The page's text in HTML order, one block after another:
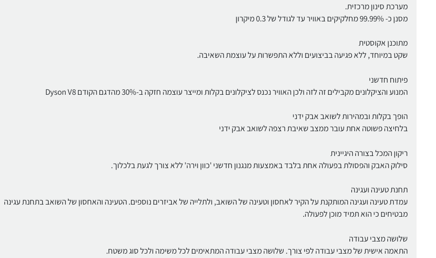
מערכת סינון מרכזית.
מסנן כ- 99.99% מחלקיקים באוויר עד לגודל של 0.3 מיקרון
מתוכנן אקוסטית
שקט במיוחד, ללא פגיעה בביצועים וללא התפשרות על עוצמת השאיבה.
פיתוח חדשני
המנוע והציקלונים מקבילים זה לזה ולכן האוויר נכנס לציקלונים בקלות ומייצר עוצמה חזקה ב-30% מהדגם הקודם Dyson V8
הופך בקלות ובמהירות לשואב אבק ידני
בלחיצה פשוטה אחת עובר ממצב שאיבת רצפה לשואב אבק ידני
ריקון המכל בצורה היגיינית
סילוק האבק והפסולת בפעולה אחת בלבד באמצעות מנגנון חדשני 'כוון וירה' ללא צורך לגעת בלכלוך.
תחנת טעינה ועגינה
עמדת טעינה ועגינה המותקנת על הקיר לאחסון וטעינה של השואב, ולתלייה של אביזרים נוספים. הטעינה והאחסון של השואב בתחנת עגינה
מבטיחים כי הוא תמיד מוכן לפעולה.
שלושה מצבי עבודה
התאמה אישית של מצבי עבודה לפי צורך. שלושה מצבי עבודה המתאימים לכל משימה ולכל סוג משטח.